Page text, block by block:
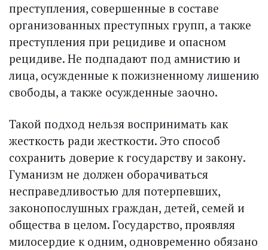
преступления, совершенные в составе
организованных преступных групп, а также
преступления при рецидиве и опасном
рецидиве. Не подпадают под амнистию и
лица, осужденные к пожизненному лишению
свободы, а также осужденные заочно.
Такой подход нельзя воспринимать как
жесткость ради жесткости. Это способ
сохранить доверие к государству и закону.
Гуманизм не должен оборачиваться
несправедливостью для потерпевших,
законопослушных граждан, детей, семей и
общества в целом. Государство, проявляя
милосердие к одним, одновременно обязано